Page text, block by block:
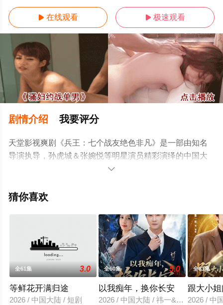
 在线观看  极速观看
剧情介绍 我要评分
天堂影视爽剧《兵王：七个战友绝色非凡》是一部由知名
导演执导，孙虎城＆张婉悦等明星演员精彩演绎的中国大
陆电视剧，大结局剧情已揭晓（全70集），手机免费观看
信息可移步至豆瓣电视剧、电视猫或剧情网等平台了解。

猜你喜欢
全61集 3.0
等鲜花开满归途
2026 / 中国大陆 / 短剧
全60集 5.0
以我痴年，换你长安
2026 / 中国大陆 / 祎一&王鹏
全81集
跟大小
2026 / 中